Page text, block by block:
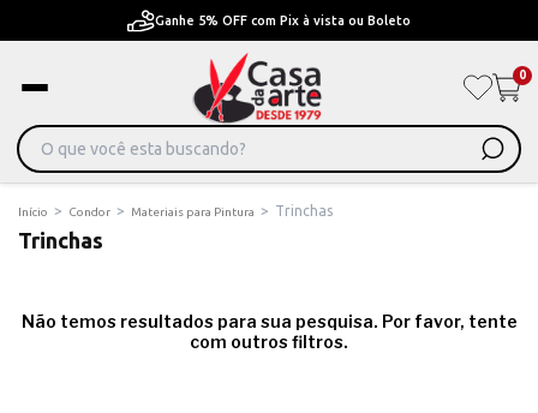
Ganhe 5% OFF com Pix à vista ou Boleto
0
Início > Condor > Materiais para Pintura > Trinchas
Trinchas
Não temos resultados para sua pesquisa. Por favor, tente
com outros filtros.